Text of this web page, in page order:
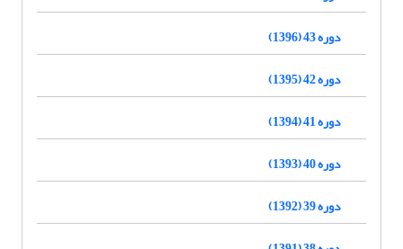
دوره 43 (1396)
دوره 42 (1395)
دوره 41 (1394)
دوره 40 (1393)
دوره 39 (1392)